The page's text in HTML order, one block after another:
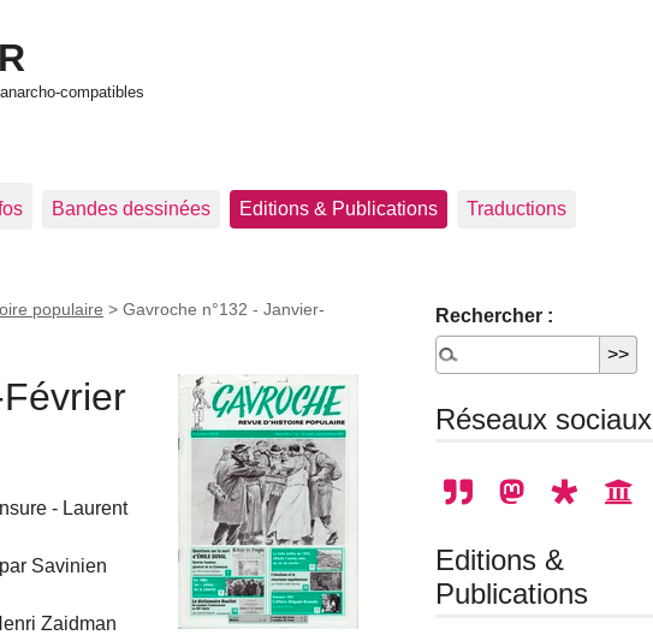
compatibles
Bandes dessinées Editions & Publications Traductions
populaire > Gavroche n°132 - Janvier-
- Laurent
Savinien
Zaidman
Rechercher :
Réseaux sociaux
Editions &
Publications